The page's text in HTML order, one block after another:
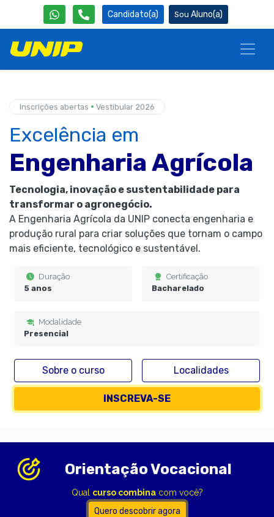
Candidato(a) Aluno(a)
Inscrições abertas • Vestibular 2026
Excelência em
Engenharia Agrícola
Tecnologia, inovação e sustentabilidade para
transformar o agronegócio.
A Engenharia Agrícola da UNIP conecta engenharia e
produção rural para criar soluções que tornam o campo
mais eficiente, tecnológico e sustentável.
Duração
5 anos
Certificação
Bacharelado
Modalidade
Presencial
Sobre o curso Localidades
INSCREVA-SE
Orientação Vocacional
Qual curso combinacom você?
Quero descobrir agora